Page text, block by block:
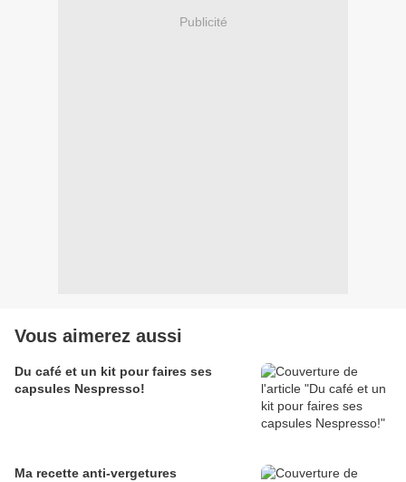
Publicité
Vous aimerez aussi
Du café et un kit pour faires ses
capsules Nespresso!
Ma recette anti-vergetures